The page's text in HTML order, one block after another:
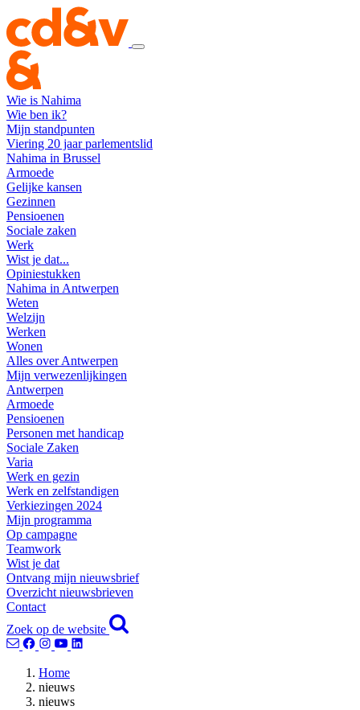
Wie is Nahima
Wie ben ik?
Mijn standpunten
Viering 20 jaar parlementslid
Nahima in Brussel
Armoede
Gelijke kansen
Gezinnen
Pensioenen
Sociale zaken
Werk
Wist je dat...
Opiniestukken
Nahima in Antwerpen
Weten
Welzijn
Werken
Wonen
Alles over Antwerpen
Mijn verwezenlijkingen
Antwerpen
Armoede
Pensioenen
Personen met handicap
Sociale Zaken
Varia
Werk en gezin
Werk en zelfstandigen
Verkiezingen 2024
Mijn programma
Op campagne
Teamwork
Wist je dat
Ontvang mijn nieuwsbrief
Overzicht nieuwsbrieven
Contact
Zoek op de website
Home
nieuws
nieuws